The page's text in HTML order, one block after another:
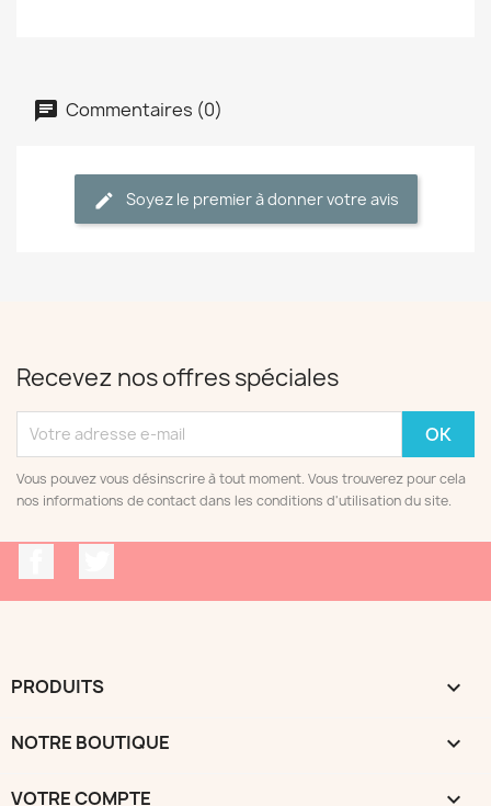
Commentaires (0)
Soyez le premier à donner votre avis
Recevez nos offres spéciales
Vous pouvez vous désinscrire à tout moment. Vous trouverez pour cela
nos informations de contact dans les conditions d'utilisation du site.
PRODUITS 
NOTRE BOUTIQUE 
VOTRE COMPTE 